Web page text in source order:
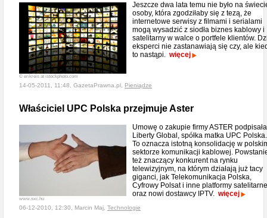
© erikreis at istockphoto.com
Jeszcze dwa lata temu nie było na
osoby, która zgodziłaby się z tezą, że
internetowe serwisy z filmami i serialami
mogą wysadzić z siodła biznes kablowy i
satelitarny w walce o portfele klientów.
eksperci nie zastanawiają się czy, ale
to nastąpi. więcej
14-05-2011, 11:48, GazetaPrawna.pl, Pieniądze
Właściciel UPC Polska przejmuje Aster
www.sxc.hu
Umowę o zakupie firmy ASTER podpisała
Liberty Global, spółka matka UPC Polska.
To oznacza istotną konsolidację w
sektorze komunikacji kablowej.
też znaczący konkurent na rynku
telewizyjnym, na którym działają już tacy
giganci, jak Telekomunikacja Polska,
Cyfrowy Polsat i inne platformy satelitarne
oraz nowi dostawcy IPTV. więcej
06-12-2010, 12:30, Marcin Maj, Technologie